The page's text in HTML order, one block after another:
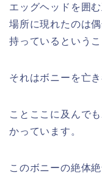
エッグヘッドを囲
場所に現れたのは
持っているというこ
それはボニーを亡
ことここに及んで
かっています。
このボニーの絶体